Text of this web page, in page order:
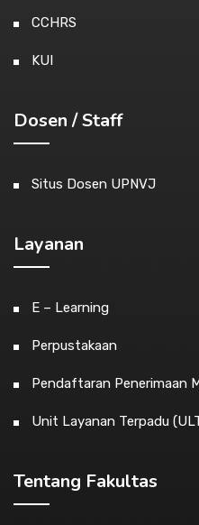
CCHRS
KUI
Dosen / Staff
Situs Dosen UPNVJ
Layanan
E – Learning
Perpustakaan
Pendaftaran Penerimaan
Unit Layanan Terpadu
Tentang Fakultas